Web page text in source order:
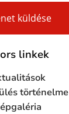
küldése
linkek
történelme